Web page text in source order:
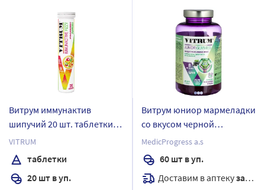
Витрум иммунактив
шипучий 20 шт. таблетки
массой 3,8 г
VITRUM
таблетки
20 шт в уп.
Витрум юниор мармеладки
со вкусом черной
смородины 60 шт.
мармеладки жевательные
массой 3,5 г
MedicProgress a.s
60 шт в уп.
Доставим в аптекузавтра